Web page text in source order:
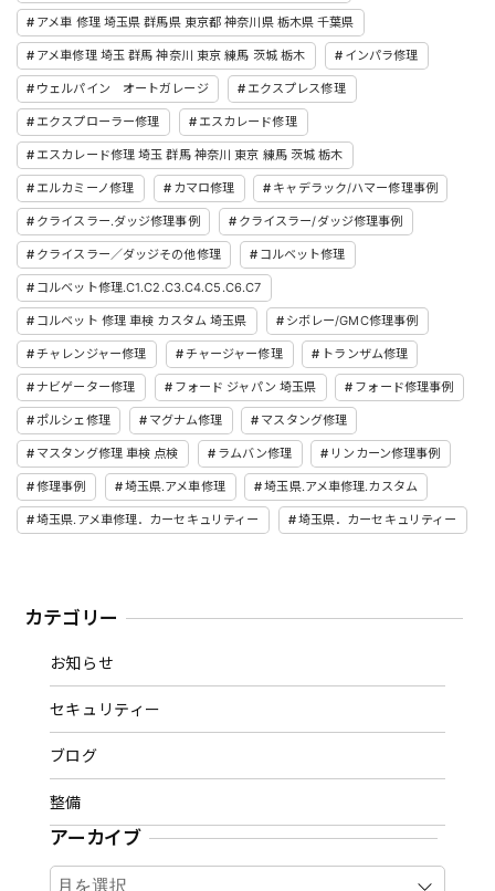
アメ車 修理 埼玉県 群馬県 東京都 神奈川県 栃木県 千葉県
アメ車修理 埼玉 群馬 神奈川 東京 練馬 茨城 栃木 インパラ修理
ウェルパイン オートガレージ エクスプレス修理
エクスプローラー修理 エスカレード修理
エスカレード修理 埼玉 群馬 神奈川 東京 練馬 茨城 栃木
エルカミーノ修理 カマロ修理 キャデラック/ハマー修理事例
クライスラー.ダッジ修理事例 クライスラー/ダッジ修理事例
クライスラー／ダッジその他修理 コルベット修理
コルベット修理.C1.C2.C3.C4.C5.C6.C7
コルベット 修理 車検 カスタム 埼玉県 シボレー/GMC修理事例
チャレンジャー修理 チャージャー修理 トランザム修理
ナビゲーター修理 フォード ジャパン 埼玉県 フォード修理事例
ポルシェ修理 マグナム修理 マスタング修理
マスタング修理 車検 点検 ラムバン修理 リンカーン修理事例
修理事例 埼玉県.アメ車修理 埼玉県.アメ車修理.カスタム
埼玉県.アメ車修理．カーセキュリティー 埼玉県．カーセキュリティー
カテゴリー
お知らせ
セキュリティー
ブログ
整備
アーカイブ
ア